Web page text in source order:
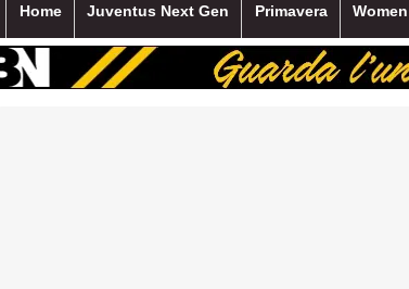
Home Juventus Next Gen Primavera Women